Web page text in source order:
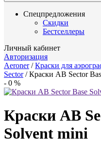
Спецпредложения
Скидки
Бестселлеры
Личный кабинет
Авторизация
Aeroner/Краски для
Sector/Краски AB Sector
- 0 %
Краски AB
Solvent mini